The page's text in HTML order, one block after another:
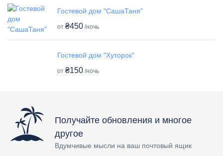
Гостевой дом "СашаТаня"
от ₴450 /ночь
Гостевой дом "Хуторок"
от ₴150 /ночь
Получайте обновления и многое
другое
Вдумчивые мысли на ваш почтовый ящик